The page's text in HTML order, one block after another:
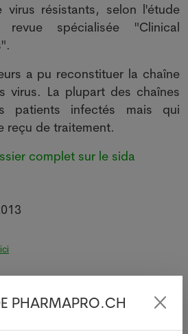
virus résistants, selon l'étude
spécialisée "Clinical
a pu reconstituer la chaîne
virus. La plupart des chaînes
patients infectés mais qui
reçu de traitement.
complet sur le sida
PHARMAPRO.CH